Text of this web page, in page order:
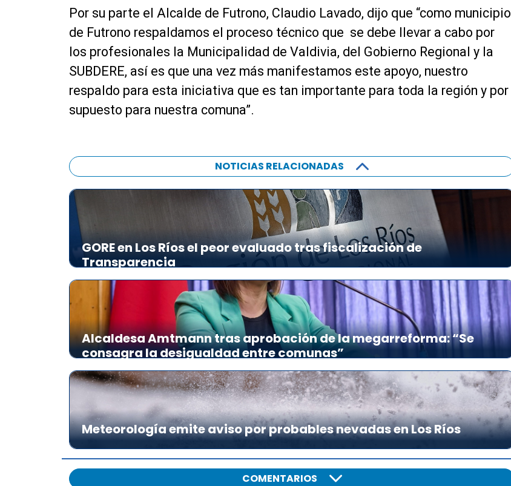
Por su parte el Alcalde de Futrono, Claudio Lavado, dijo que “como municipio
de Futrono respaldamos el proceso técnico que se debe llevar a cabo por
los profesionales la Municipalidad de Valdivia, del Gobierno Regional y la
SUBDERE, así es que una vez más manifestamos este apoyo, nuestro
respaldo para esta iniciativa que es tan importante para toda la región y por
supuesto para nuestra comuna”.
NOTICIAS RELACIONADAS
GORE en Los Ríos el peor evaluado tras fiscalización de
Transparencia
Alcaldesa Amtmann tras aprobación de la megarreforma: “Se
consagra la desigualdad entre comunas”
Meteorología emite aviso por probables nevadas en Los Ríos
COMENTARIOS